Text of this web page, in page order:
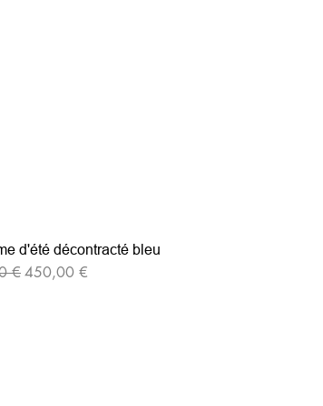
d'été décontracté bleu
€Prix promotionnel
450,00 €